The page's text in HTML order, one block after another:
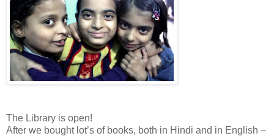
The Library is open!
After we bought lot’s of books, both in Hindi and in English –